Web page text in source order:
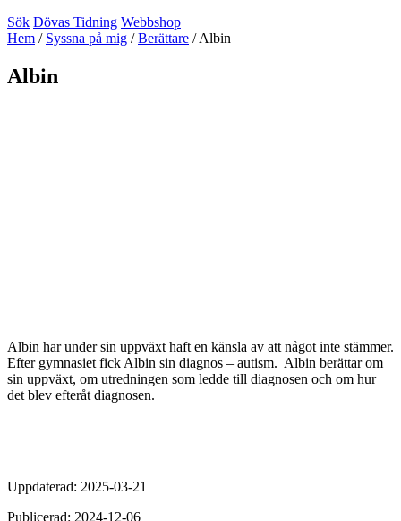
Sök Dövas Tidning Webbshop
Hem / Syssna på mig /Berättare /Albin
Albin
Albin har under sin uppväxt haft en känsla av att något inte stämmer.
Efter gymnasiet fick Albin sin diagnos – autism. Albin berättar om
sin uppväxt, om utredningen som ledde till diagnosen och om hur
det blev efteråt diagnosen.
Uppdaterad: 2025-03-21
Publicerad: 2024-12-06